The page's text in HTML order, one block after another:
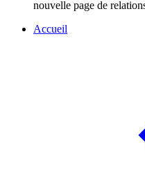
nouvelle page de
Accueil